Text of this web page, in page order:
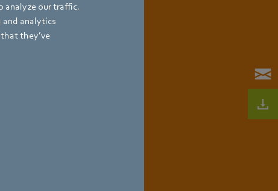
analyze our traffic.
and analytics
they’ve